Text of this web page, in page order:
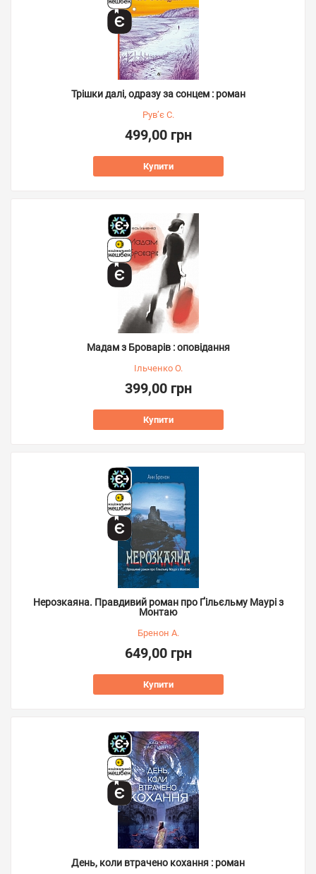
Трішки далі, одразу за сонцем : роман
Рув’є С.
499,00 грн
Купити
Мадам з Броварів : оповідання
Ільченко О.
399,00 грн
Купити
Нерозкаяна. Правдивий роман про Ґільєльму Маурі з
Монтаю
Бренон А.
649,00 грн
Купити
День, коли втрачено кохання : роман